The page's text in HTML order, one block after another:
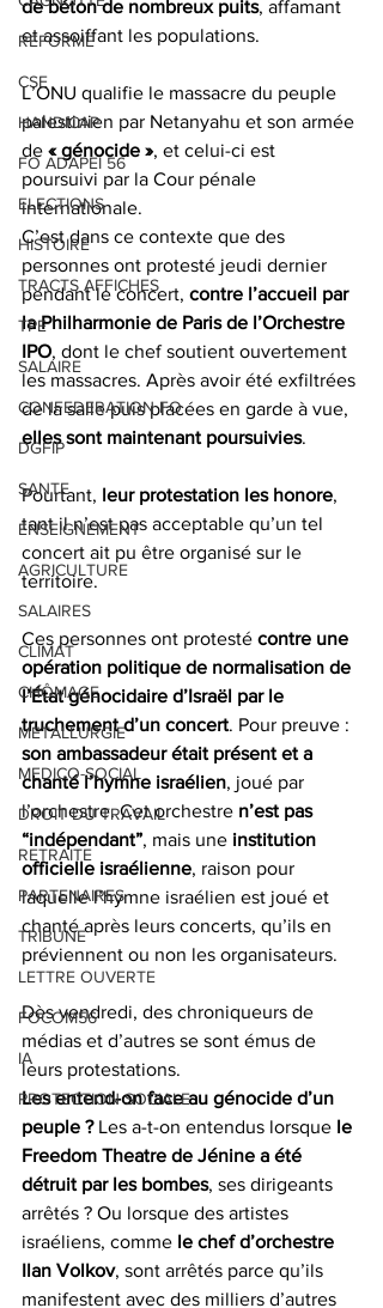
REFORME
CSE
HANDICAP
FO ADAPEI 56
ELECTIONS
HISTOIRE
TRACTS AFFICHES
TPE
SALAIRE
CONFEDERATION FO
DGFIP
SANTE
ENSEIGNEMENT
AGRICULTURE
SALAIRES
CLIMAT
CHÔMAGE
METALLURGIE
MEDICO-SOCIAL
DROIT DU TRAVAIL
RETRAITE
PARTENAIRES
TRIBUNE
LETTRE OUVERTE
FOCOM56
IA
PROTECTION SOCIALE
de béton de nombreux puits, affamant
et assoiffant les populations.
L’ONU qualifie le massacre du peuple
palestinien par Netanyahu et son armée
de « génocide », et celui-ci est
poursuivi par la Cour pénale
internationale.
C’est dans ce contexte que des
personnes ont protesté jeudi dernier
pendant le concert, contre l’accueil par
la Philharmonie de Paris de l’Orchestre
IPO, dont le chef soutient ouvertement
les massacres. Après avoir été exfiltrées
de la salle puis placées en garde à vue,
elles sont maintenant poursuivies.
Pourtant, leur protestation les honore,
tant il n’est pas acceptable qu’un tel
concert ait pu être organisé sur le
territoire.
Ces personnes ont protesté contre une
opération politique de normalisation de
l’État génocidaire d’Israël par le
truchement d’un concert. Pour preuve :
son ambassadeur était présent et a
chanté l’hymne israélien, joué par
l’orchestre. Cet orchestre n’est pas
“indépendant”, mais une institution
officielle israélienne, raison pour
laquelle l’hymne israélien est joué et
chanté après leurs concerts, qu’ils en
préviennent ou non les organisateurs.
Dès vendredi, des chroniqueurs de
médias et d’autres se sont émus de
leurs protestations.
Les entend-on face au génocide d’un
peuple ? Les a-t-on entendus lorsque le
Freedom Theatre de Jénine a été
détruit par les bombes, ses dirigeants
arrêtés ? Ou lorsque des artistes
israéliens, comme le chef d’orchestre
Ilan Volkov, sont arrêtés parce qu’ils
manifestent avec des milliers d’autres